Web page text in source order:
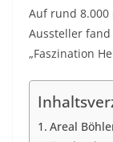
Auf rund 8.000
Aussteller
„Faszination
Areal